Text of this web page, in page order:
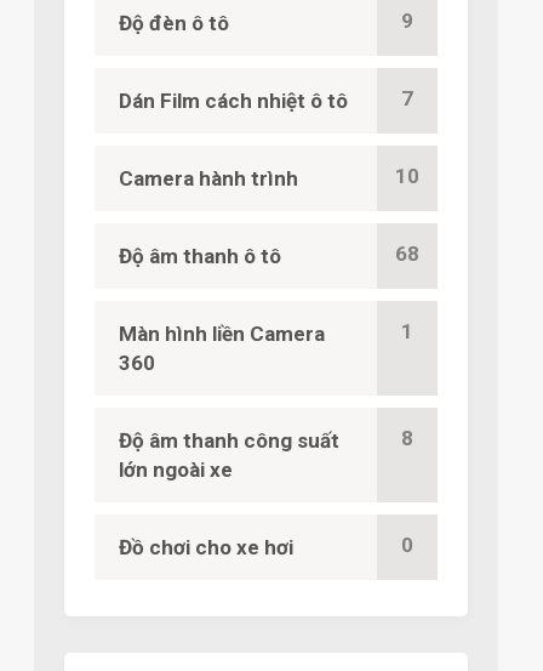
Độ đèn ô tô 9
Dán Film cách nhiệt ô tô 7
Camera hành trình 10
Độ âm thanh ô tô 68
Màn hình liền Camera
360
1
Độ âm thanh công suất
lớn ngoài xe
8
Đồ chơi cho xe hơi 0